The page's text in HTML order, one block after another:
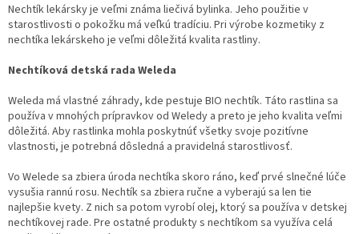
Nechtík lekársky je veľmi známa liečivá bylinka. Jeho použitie v
starostlivosti o pokožku má veľkú tradíciu. Pri výrobe kozmetiky z
nechtíka lekárskeho je veľmi dôležitá kvalita rastliny.
Nechtíková detská rada Weleda
Weleda má vlastné záhrady, kde pestuje BIO nechtík. Táto rastlina sa
používa v mnohých prípravkov od Weledy a preto je jeho kvalita veľmi
dôležitá. Aby rastlinka mohla poskytnúť všetky svoje pozitívne
vlastnosti, je potrebná dôsledná a pravidelná starostlivosť.
Vo Welede sa zbiera úroda nechtíka skoro ráno, keď prvé slnečné lúče
vysušia rannú rosu. Nechtík sa zbiera ručne a vyberajú sa len tie
najlepšie kvety. Z nich sa potom vyrobí olej, ktorý sa používa v detskej
nechtíkovej rade. Pre ostatné produkty s nechtíkom sa využíva celá